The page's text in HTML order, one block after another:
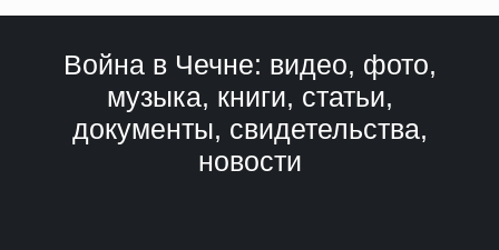
Война в Чечне: видео, фото,
музыка, книги, статьи,
документы, свидетельства,
новости